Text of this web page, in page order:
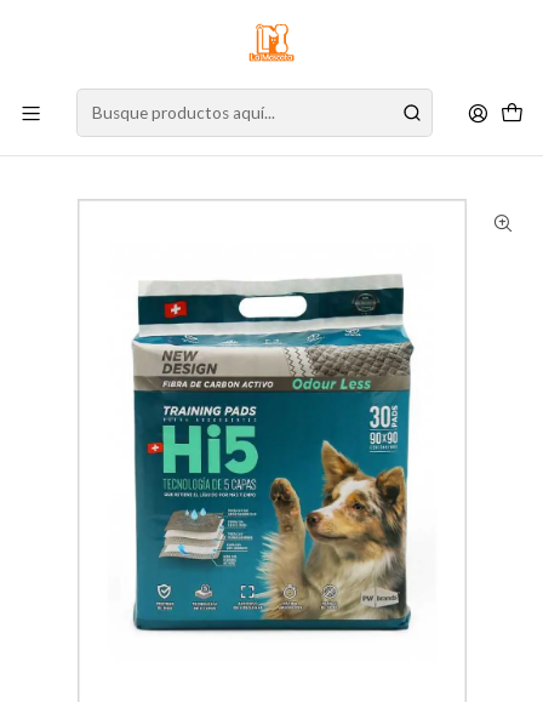
Nuestro stock online es independiente de la tienda física.
Compre por la web para garantizar sus productos y espere nuestra
Inicio Perro Accesorios para Perro
Entrenamiento
Sabanillas HI5 Carbon Activado 90x90 - 30 un